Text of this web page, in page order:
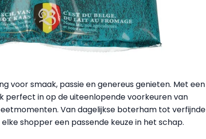
voor smaak, passie en genereus genieten. Met een
in op de uiteenlopende voorkeuren van
Van dagelijkse boterham tot verfijnde
shopper een passende keuze in het schap.